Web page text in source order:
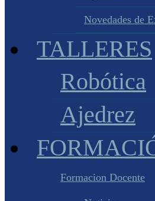
Novedades de
TALLERES
Robótica
Ajedrez
Formacion Docente